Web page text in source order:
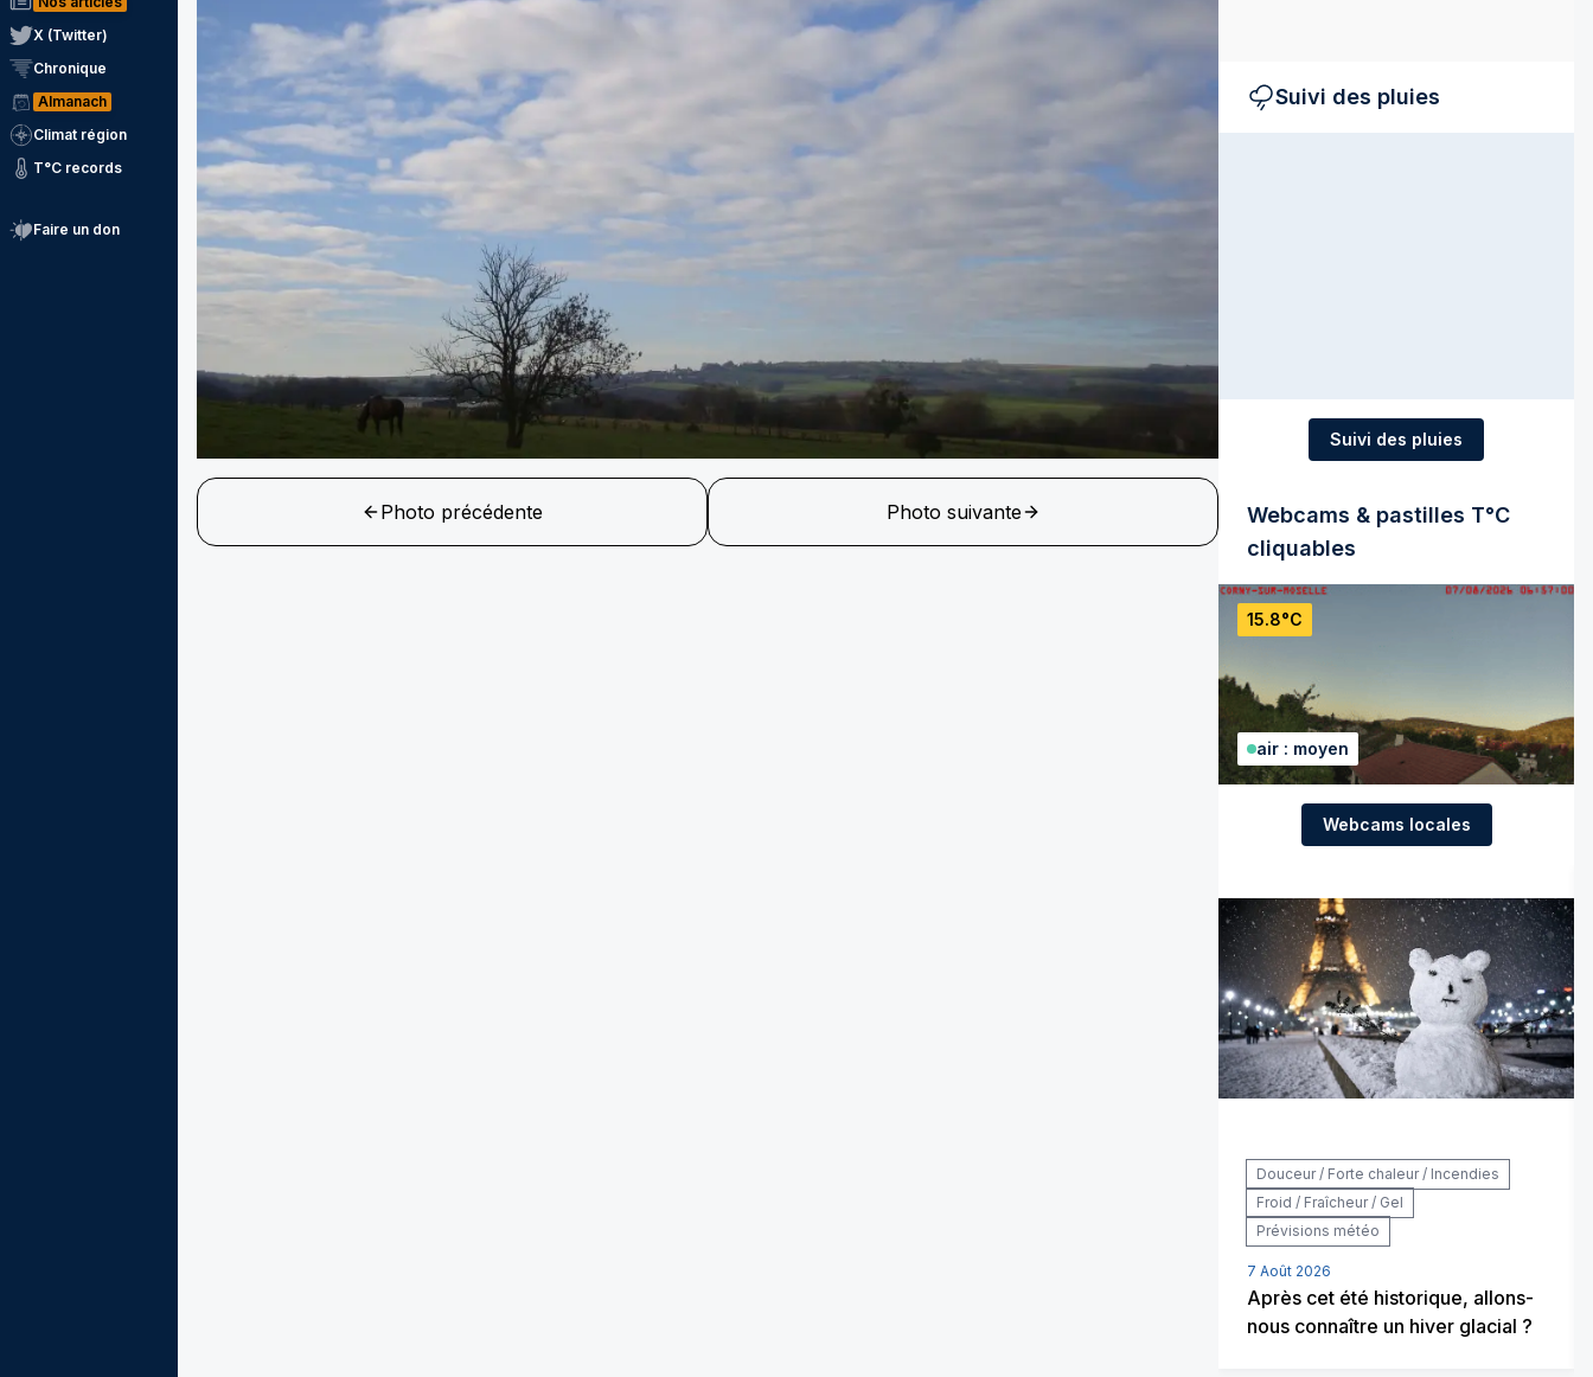
X (Twitter)
Chronique
Almanach
Climat région
T°C records
Faire un don
Photo précédente Photo suivante
Suivi des pluies
Suivi des pluies
Webcams & pastilles T°C
cliquables
15.8°C
air : moyen
Webcams locales
Douceur / Forte chaleur / Incendies
Froid / Fraîcheur / Gel
Prévisions météo
7 Août 2026
Après cet été historique, allons-
nous connaître un hiver glacial ?